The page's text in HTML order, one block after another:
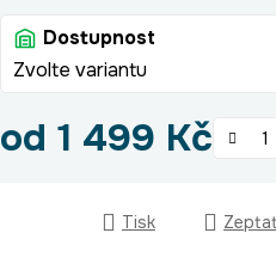
Dostupnost
Zvolte variantu
od 1 499 Kč
Tisk